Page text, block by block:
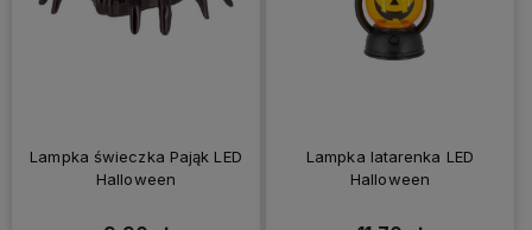
Lampka świeczka Pająk LED
Halloween
Lampka latarenka LED
Halloween